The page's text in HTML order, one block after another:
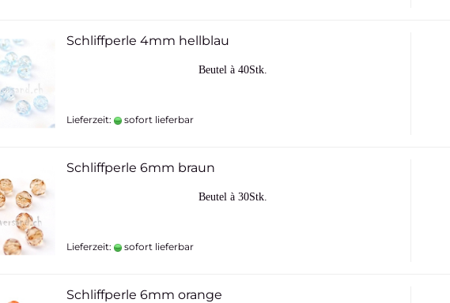
Schliffperle 4mm hellblau
Beutel à 40Stk.
Lieferzeit: sofort lieferbar
Schliffperle 6mm braun
Beutel à 30Stk.
Lieferzeit: sofort lieferbar
Schliffperle 6mm orange